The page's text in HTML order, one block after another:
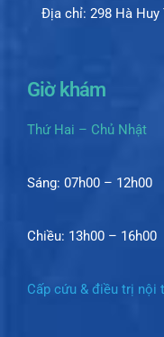
Địa chỉ: 298 Hà Huy
Giờ khám
Thứ Hai – Chủ Nhật
Sáng: 07h00 – 12h00
Chiều: 13h00 – 16h00
Cấp cứu & điều trị nội